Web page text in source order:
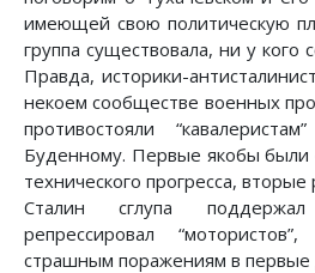
имеющей свою политическую
группа существовала, ни у кого
Правда, историки-
некоем сообществе военных
противостояли
Буденному. Первые якобы были
технического прогресса, вторые
Сталин сглупа поддержал
репрессировал
страшным поражениям в первые